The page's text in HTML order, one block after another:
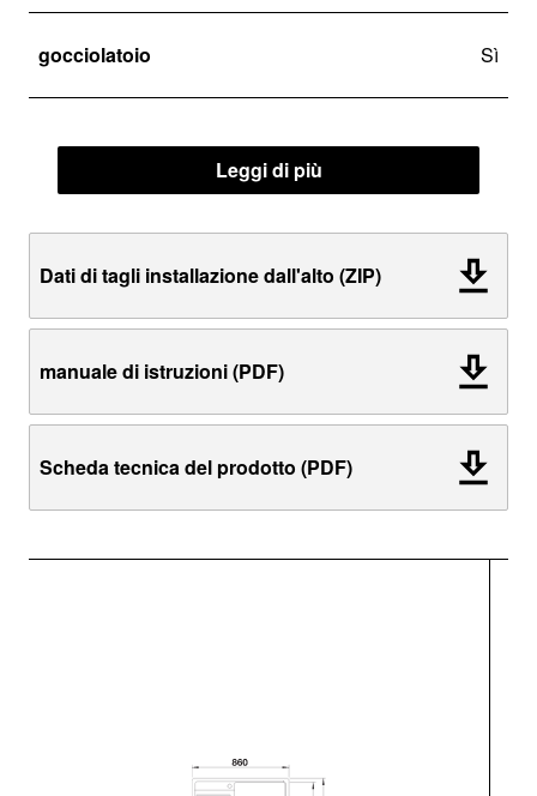
gocciolatoio Sì
Leggi di più
Dati di tagli installazione dall'alto (ZIP)
manuale di istruzioni (PDF)
Scheda tecnica del prodotto (PDF)